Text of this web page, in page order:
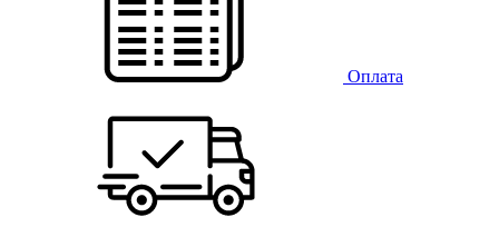
Оплата